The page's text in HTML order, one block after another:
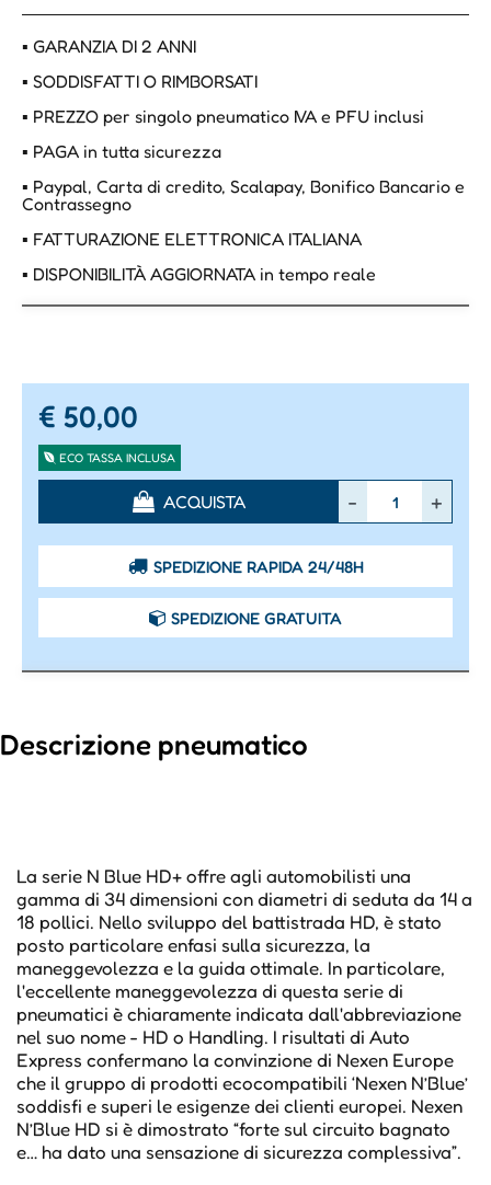
▪ GARANZIA DI 2 ANNI
▪ SODDISFATTI O RIMBORSATI
▪ PREZZO per singolo pneumatico IVA e PFU inclusi
▪ PAGA in tutta sicurezza
▪ Paypal, Carta di credito, Scalapay, Bonifico Bancario e
Contrassegno
▪ FATTURAZIONE ELETTRONICA ITALIANA
▪ DISPONIBILITÀ AGGIORNATA in tempo reale
€ 50,00
ECO TASSA INCLUSA
ACQUISTA
SPEDIZIONE RAPIDA 24/48H
SPEDIZIONE GRATUITA
Descrizione pneumatico
La serie N Blue HD+ offre agli automobilisti una
gamma di 34 dimensioni con diametri di seduta da 14 a
18 pollici. Nello sviluppo del battistrada HD, è stato
posto particolare enfasi sulla sicurezza, la
maneggevolezza e la guida ottimale. In particolare,
l'eccellente maneggevolezza di questa serie di
pneumatici è chiaramente indicata dall'abbreviazione
nel suo nome - HD o Handling. I risultati di Auto
Express confermano la convinzione di Nexen Europe
che il gruppo di prodotti ecocompatibili ‘Nexen N’Blue’
soddisfi e superi le esigenze dei clienti europei. Nexen
N’Blue HD si è dimostrato “forte sul circuito bagnato
e… ha dato una sensazione di sicurezza complessiva”.